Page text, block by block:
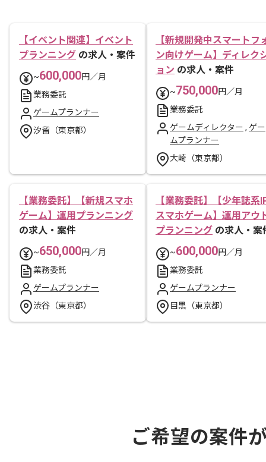
【イベント関連】イベント
プランニング の求人・案件
~600,000円／月
業務委託
ゲームプランナー
汐留（東京都）
【新規開発中スマートフ
ン向けゲーム】ディレク
ョン の求人・案件
~750,000円／月
業務委託
ゲームディレクター , ゲー
ムプランナー
大崎（東京都）
【業務委託】【新規スマホ
ゲーム】運用プランニング
の求人・案件
~650,000円／月
業務委託
ゲームプランナー
渋谷（東京都）
【業務委託】【少年誌系
スマホゲーム】運用アウ
プランニング の求人・案
~600,000円／月
業務委託
ゲームプランナー
目黒（東京都）
ご希望の案件